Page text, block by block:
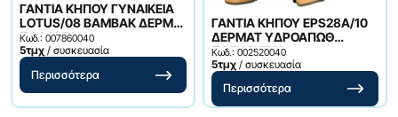
ΓΑΝΤΙΑ ΚΗΠΟΥ ΓΥΝΑΙΚΕΙΑ
LOTUS/08 ΒΑΜΒΑΚ ΔΕΡΜ
ΠΑΛΑΜΗ
Κωδ.: 007860040
5τμχ / συσκευασία
Περισσότερα
ΓΑΝΤΙΑ ΚΗΠΟΥ EPS28Α/10
ΔΕΡΜΑΤ ΥΔΡΟΑΠΩΘ
ΠΛΕΝΟΝΤΑΙ
Κωδ.: 002520040
5τμχ / συσκευασία
Περισσότερα